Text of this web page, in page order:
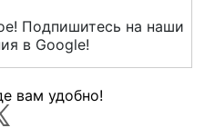
Подпишитесь на наши
в Google!
вам удобно!